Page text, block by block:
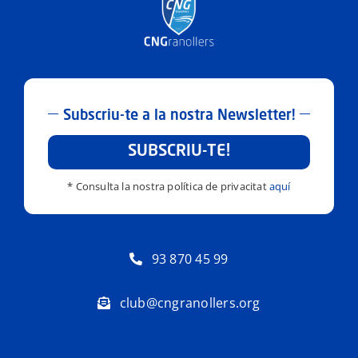
Subscriu-te a la nostra Newsletter!
SUBSCRIU-TE!
* Consulta la nostra política de privacitataquí
93 870 45 99
club@cngranollers.org